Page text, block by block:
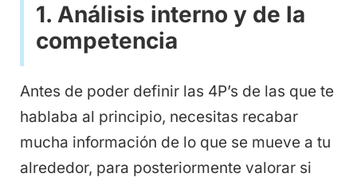
1. Análisis interno y de la
competencia
Antes de poder definir las 4P’s de las que te
hablaba al principio, necesitas recabar
mucha información de lo que se mueve a tu
alrededor, para posteriormente valorar si